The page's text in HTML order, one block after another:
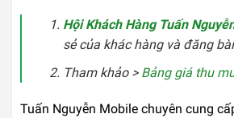
Hội Khách Hàng Tuấn
sẻ của khác hàng và đăng
Tham khảo > Bảng giá thu
Tuấn Nguyễn Mobile chuyên cung